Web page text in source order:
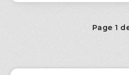
Page 1